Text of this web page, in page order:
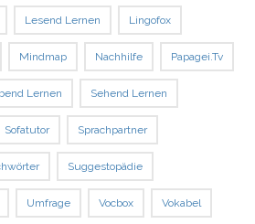
Lesend Lernen Lingofox
Mindmap Nachhilfe Papagei.tv
Lernen Sehend Lernen
Sofatutor Sprachpartner
Suggestopädie
Umfrage Vocbox Vokabel